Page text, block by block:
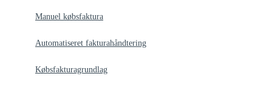
Manuel købsfaktura
Automatiseret fakturahåndtering
Købsfakturagrundlag